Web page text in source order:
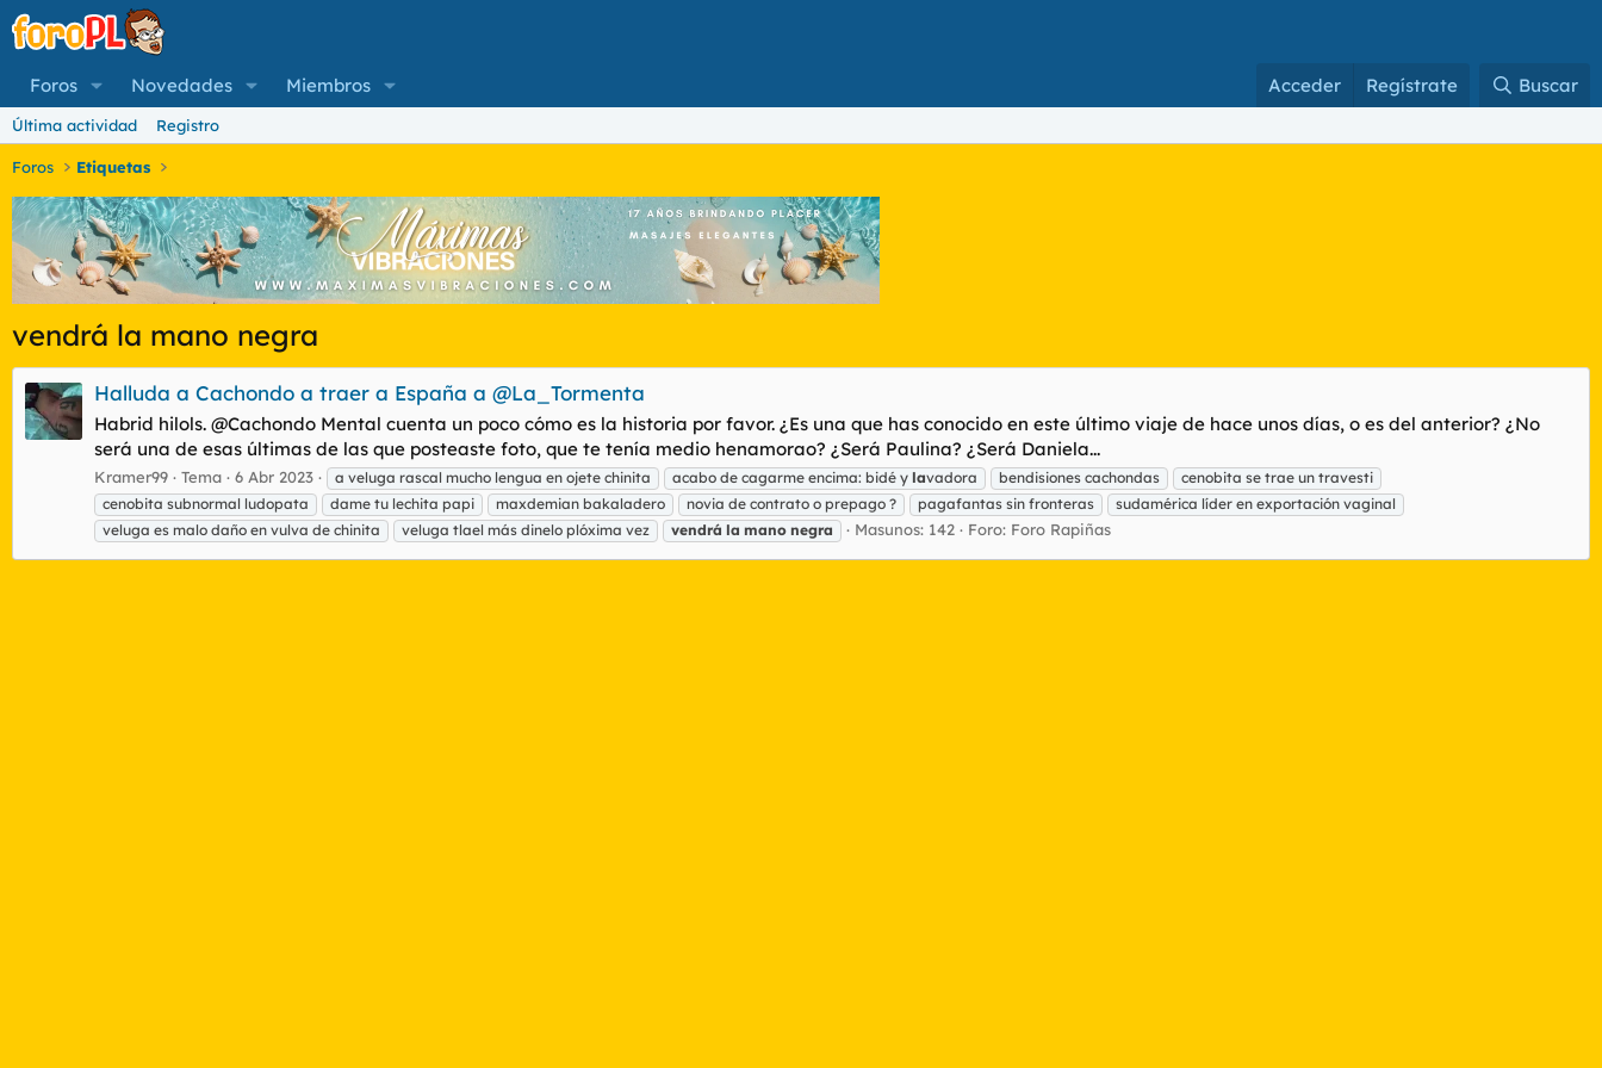
Foros Novedades Miembros Acceder Regístrate Buscar
Última actividad Registro
Foros Etiquetas
vendrá la mano negra
Halluda a Cachondo a traer a España a @La_Tormenta
Habrid hilols. @Cachondo Mental cuenta un poco cómo es la historia por favor. ¿Es una que has conocido en este último viaje de hace unos días, o es del anterior? ¿No
será una de esas últimas de las que posteaste foto, que te tenía medio henamorao? ¿Será Paulina? ¿Será Daniela...
Kramer99 Tema 6 Abr 2023 a veluga rascal mucho lengua en ojete chinita acabo de cagarme encima: bidé y lavadora bendisiones cachondas
cenobita se trae un travesti
cenobita subnormal ludopata
dame tu lechita papi maxdemian bakaladero novia de contrato o prepago ? pagafantas sin fronteras
sudamérica líder en exportación vaginal
veluga es malo daño en vulva de chinita
veluga tlael más dinelo plóxima vez vendrá la mano negra Masunos: 142 Foro: Foro Rapiñas